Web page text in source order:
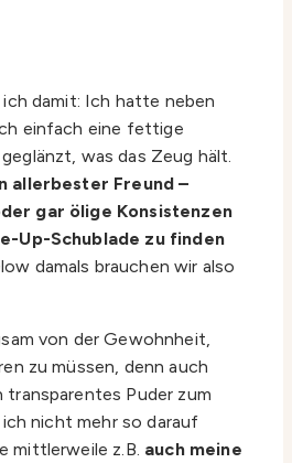
damit: Ich hatte neben
einfach eine fettige
was das Zeug hält.
allerbester Freund –
gar ölige Konsistenzen
Up-Schublade zu finden
damals brauchen wir also
von der Gewohnheit,
zu müssen, denn auch
Puder zum
nicht mehr so darauf
mittlerweile z.B. auch meine